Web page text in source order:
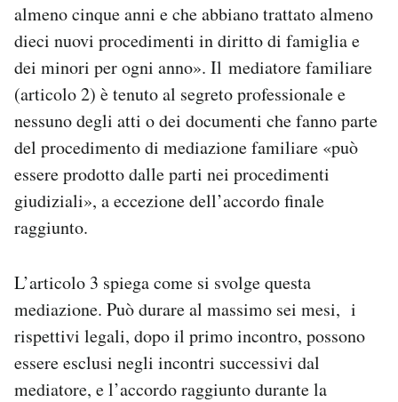
almeno cinque anni e che abbiano trattato almeno
dieci nuovi procedimenti in diritto di famiglia e
dei minori per ogni anno». Il mediatore familiare
(articolo 2) è tenuto al segreto professionale e
nessuno degli atti o dei documenti che fanno parte
del procedimento di mediazione familiare «può
essere prodotto dalle parti nei procedimenti
giudiziali», a eccezione dell’accordo finale
raggiunto.
L’articolo 3 spiega come si svolge questa
mediazione. Può durare al massimo sei mesi, i
rispettivi legali, dopo il primo incontro, possono
essere esclusi negli incontri successivi dal
mediatore, e l’accordo raggiunto durante la